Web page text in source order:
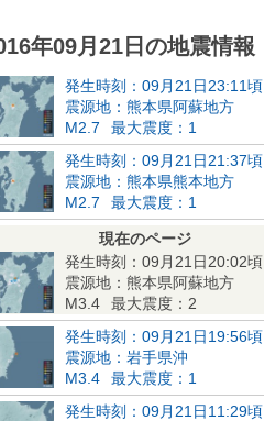
年09月21日の地震情報
発生時刻：09月21日23:11頃
震源地：熊本県阿蘇地方
M2.7
最大震度：1
発生時刻：09月21日21:37頃
震源地：熊本県熊本地方
M2.7
最大震度：1
現在のページ
発生時刻：09月21日20:02頃
震源地：熊本県阿蘇地方
M3.4
最大震度：2
発生時刻：09月21日19:56頃
震源地：岩手県沖
M3.4
最大震度：1
発生時刻：09月21日11:29頃